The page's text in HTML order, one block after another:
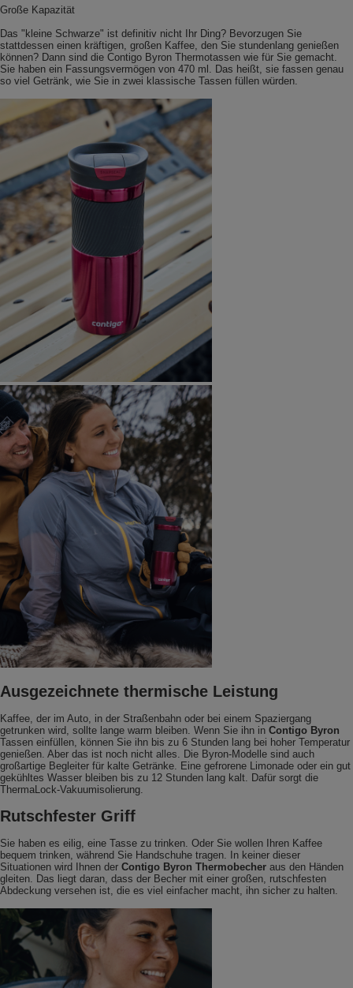
Große Kapazität
Das "kleine Schwarze" ist definitiv nicht Ihr Ding? Bevorzugen Sie
stattdessen einen kräftigen, großen Kaffee, den Sie stundenlang genießen
können? Dann sind die Contigo Byron Thermotassen wie für Sie gemacht.
Sie haben ein Fassungsvermögen von 470 ml. Das heißt, sie fassen genau
so viel Getränk, wie Sie in zwei klassische Tassen füllen würden.
Ausgezeichnete thermische Leistung
Kaffee, der im Auto, in der Straßenbahn oder bei einem Spaziergang
getrunken wird, sollte lange warm bleiben. Wenn Sie ihn in Contigo Byron
Tassen einfüllen, können Sie ihn bis zu 6 Stunden lang bei hoher Temperatur
genießen. Aber das ist noch nicht alles. Die Byron-Modelle sind auch
großartige Begleiter für kalte Getränke. Eine gefrorene Limonade oder ein gut
gekühltes Wasser bleiben bis zu 12 Stunden lang kalt. Dafür sorgt die
ThermaLock-Vakuumisolierung.
Rutschfester Griff
Sie haben es eilig, eine Tasse zu trinken. Oder Sie wollen Ihren Kaffee
bequem trinken, während Sie Handschuhe tragen. In keiner dieser
Situationen wird Ihnen der Contigo Byron Thermobecher aus den Händen
gleiten. Das liegt daran, dass der Becher mit einer großen, rutschfesten
Abdeckung versehen ist, die es viel einfacher macht, ihn sicher zu halten.